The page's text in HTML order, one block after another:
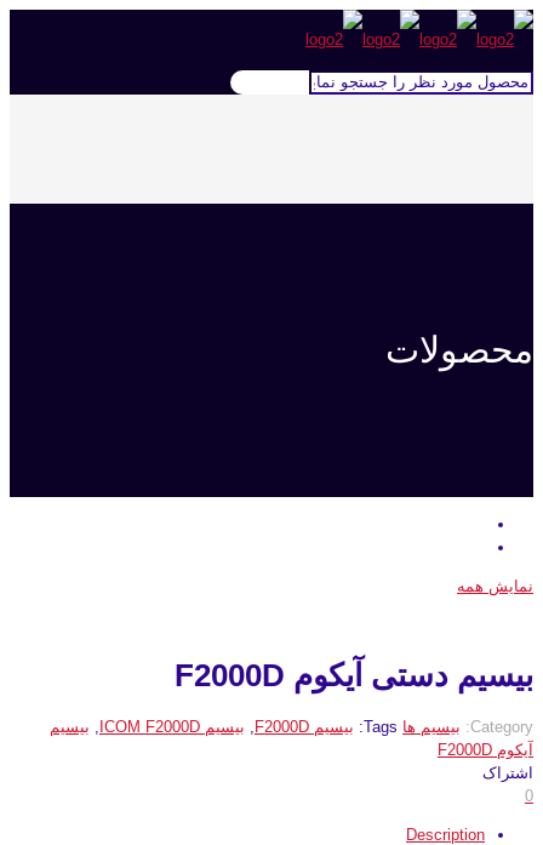
محصولات
نمایش همه
بیسیم دستی آیکوم F2000D
Category: بیسیم ها Tags: بیسیم F2000D بیسیم ICOM F2000D
بیسیم
آیکوم F2000D
اشتراک
0
Description